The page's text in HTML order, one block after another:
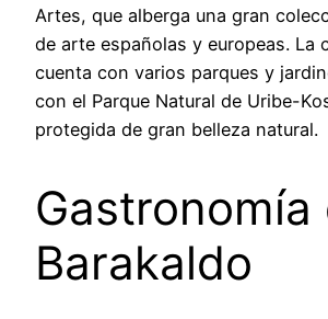
Artes, que alberga una gran
de arte españolas y europeas. La
cuenta con varios parques y
con el Parque Natural de Uribe-
protegida de gran belleza natural.
Gastronomía
Barakaldo